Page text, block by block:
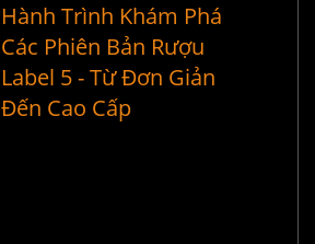
Hành Trình Khám Phá
Các Phiên Bản Rượu
Label 5 - Từ Đơn Giản
Đến Cao Cấp